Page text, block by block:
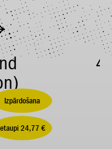
Izpārdošana
24,77 €